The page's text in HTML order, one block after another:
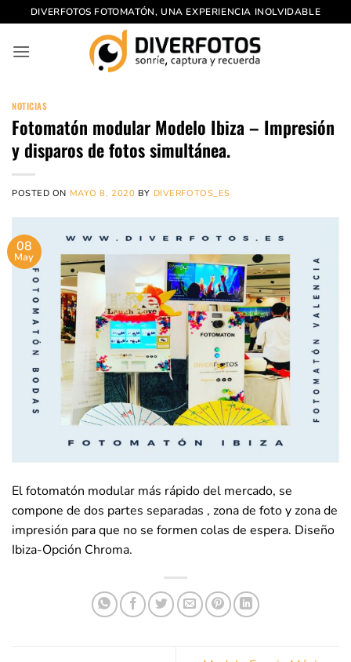
Saltar
al
contenido
DIVERFOTOS FOTOMATÓN, UNA EXPERIENCIA INOLVIDABLE
NOTICIAS
Fotomatón modular Modelo Ibiza – Impresión
y disparos de fotos simultánea.
POSTED ON MAYO 8, 2020 BY DIVERFOTOS_ES
08
May
El fotomatón modular más rápido del mercado, se
compone de dos partes separadas , zona de foto y zona de
impresión para que no se formen colas de espera. Diseño
Ibiza-Opción Chroma.